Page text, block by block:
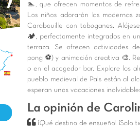
🏊, que ofrecen momentos de
Los niños adorarán las modernas
Carabouille con toboganes.
🏕️, perfectamente integrados en
terraza. Se ofrecen actividades
pong ⚽) y animación creativa 🎨.
o en el acogedor bar. Explore los
pueblo medieval de Pals están al
esperan unas vacaciones
La opinión de
¡Qué destino de ensueño! ¡Solo